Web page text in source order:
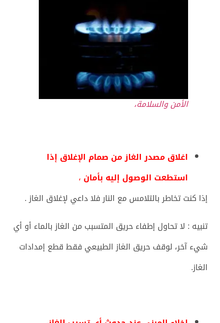
الأمن والسلامة،
اغلاق مصدر الغاز من صمام الإغلاق إذا
استطعت الوصول إليه بأمان ،
إذا كنت تخاطر بالتلامس مع النار فلا داعي لإغلاق الغاز .
تنبيه : لا تحاول إطفاء حريق المتسبب من الغاز بالماء أو أي
شيء آخر، لوقف حريق الغاز الطبيعي فقط قطع إمدادات
الغاز.